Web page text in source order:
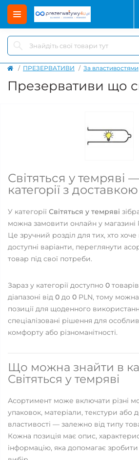
ПРЕЗЕРВАТИВИ За властивостями
Презервативи що
Світяться у темряві
категорії з
У категорії Світяться у темряві
можна замовити онлайн у магазині
Це зручний розділ для тих, хто
доступні варіанти, переглянути
товар під свої потреби.
Зараз у категорії доступно 0
діапазоні від 0 до 0 PLN, тому можна
позиції для щоденного
спеціалізовані рішення для
комфорту або різноманітності.
Що можна знайти в
Світяться у темряві
Асортимент може включати різні
упаковок, матеріали, текстури або
властивості — залежно від типу
Кожна позиція має опис,
інформацію, яка допомагає